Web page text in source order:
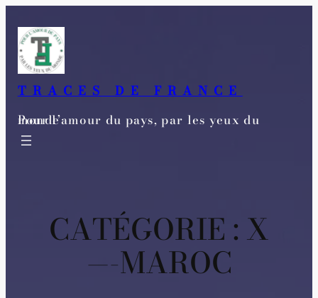
contenu
TRACES DE FRANCE
Pour l’amour du pays, par les yeux du monde
CATÉGORIE : X
—-MAROC